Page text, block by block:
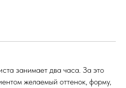
занимает два часа. За это
желаемый оттенок, форму,